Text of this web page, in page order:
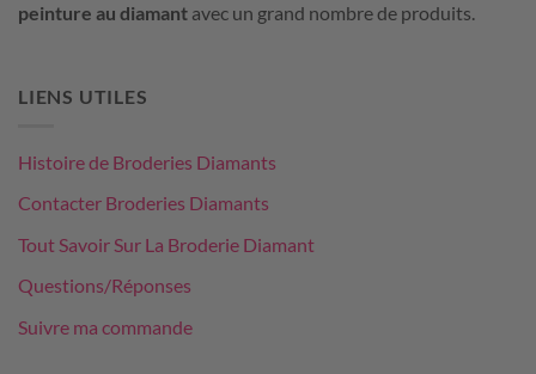
peinture au diamant avec un grand nombre de produits.
LIENS UTILES
Histoire de Broderies Diamants
Contacter Broderies Diamants
Tout Savoir Sur La Broderie Diamant
Questions/Réponses
Suivre ma commande